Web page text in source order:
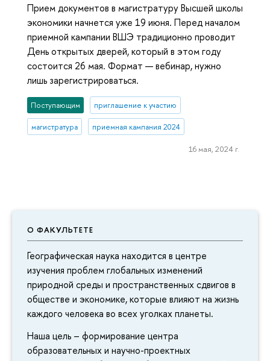
О ФАКУЛЬТЕТЕ
Географическая наука находится в центре
изучения проблем глобальных изменений
природной среды и пространственных сдвигов в
обществе и экономике, которые влияют на жизнь
каждого человека во всех уголках планеты.
Наша цель – формирование центра
образовательных и научно-проектных
Прием документов в магистратуру Высшей школы
экономики начнется уже 19 июня. Перед началом
приемной кампании ВШЭ традиционно проводит
День открытых дверей, который в этом году
состоится 26 мая. Формат — вебинар, нужно
лишь зарегистрироваться.
Поступающим приглашение к участию
магистратура приемная кампания 2024
16 мая, 2024 г.